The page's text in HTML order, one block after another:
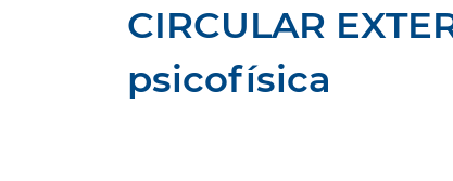
CIRCULAR
psicofísica